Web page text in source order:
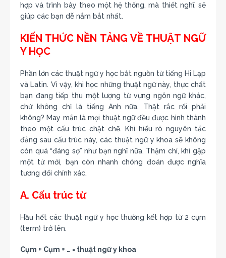
hợp và trình bày theo một hệ thống, mà thiết nghĩ, sẽ
giúp các bạn dễ nắm bắt nhất.
KIẾN THỨC NỀN TẢNG VỀ THUẬT NGỮ
Y HỌC
Phần lớn các thuật ngữ y học bắt nguồn từ tiếng Hi Lạp
và Latin. Vì vậy, khi học những thuật ngữ này, thực chất
bạn đang tiếp thu một lượng từ vựng ngôn ngữ khác,
chứ không chỉ là tiếng Anh nữa. Thật rắc rối phải
không? May mắn là mọi thuật ngữ đều được hình thành
theo một cấu trúc chặt chẽ. Khi hiểu rõ nguyên tắc
đằng sau cấu trúc này, các thuật ngữ y khoa sẽ không
còn quá “đáng sợ” như bạn nghĩ nữa. Thậm chí, khi gặp
một từ mới, bạn còn nhanh chóng đoán được nghĩa
tương đối chính xác.
A. Cấu trúc từ
Hầu hết các thuật ngữ y học thường kết hợp từ 2 cụm
(term) trở lên.
Cụm + Cụm + … = thuật ngữ y khoa